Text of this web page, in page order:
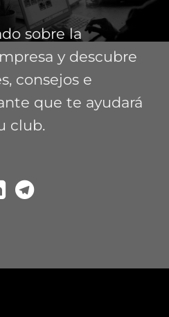
sobre la
y descubre
consejos e
que te ayudará
club.